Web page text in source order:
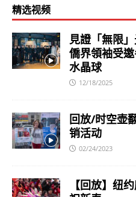
精选视频
見證「無限
僑界領袖受
水晶球
12/18/2025
回放/时空壶
销活动
02/24/2023
【回放】纽